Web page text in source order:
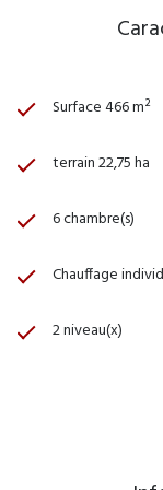
Surface 466 m²
terrain 22,75 ha
6 chambre(s)
Chauffage
2 niveau(x)